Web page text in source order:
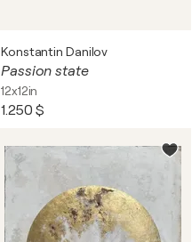
Konstantin Danilov
Passion state
12x12in
1.250 $